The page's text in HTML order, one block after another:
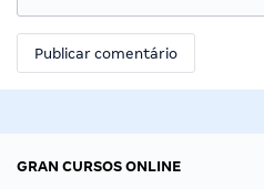
GRAN CURSOS ONLINE